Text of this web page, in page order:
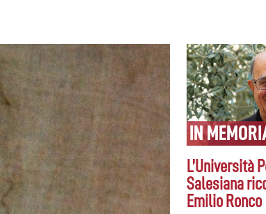
IN
L’Università
Salesiana
Emilio Ronco